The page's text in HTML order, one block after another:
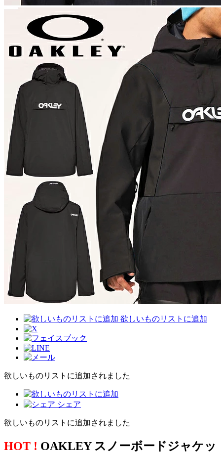
欲しいものリストに追加
欲しいものリストに追加されました
シェア
欲しいものリストに追加されました
HOT ! OAKLEY スノーボードジャケッ